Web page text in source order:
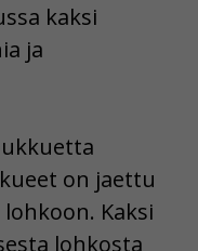
kaksi
ja
on jaettu
Kaksi
lohkosta